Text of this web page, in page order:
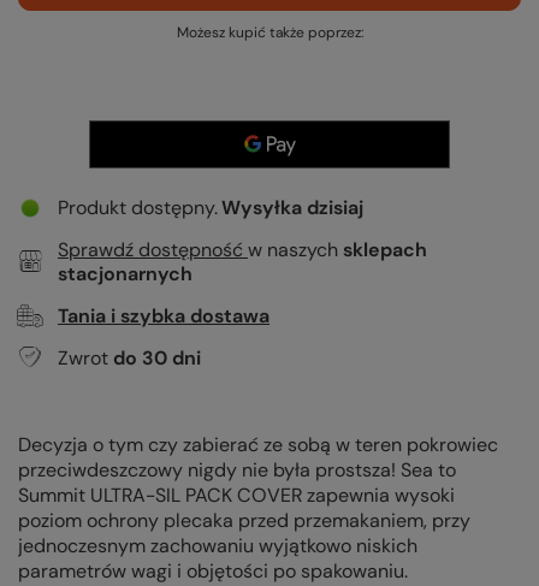
Możesz kupić także poprzez:
Produkt dostępny Wysyłka dzisiaj
Sprawdź dostępność w naszych sklepach
stacjonarnych
Tania i szybka dostawa
Zwrot do 30 dni
Decyzja o tym czy zabierać ze sobą w teren pokrowiec
przeciwdeszczowy nigdy nie była prostsza! Sea to
Summit ULTRA-SIL PACK COVER zapewnia wysoki
poziom ochrony plecaka przed przemakaniem, przy
jednoczesnym zachowaniu wyjątkowo niskich
parametrów wagi i objętości po spakowaniu.